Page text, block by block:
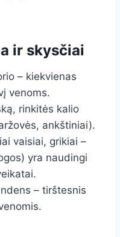
ir skysčiai
– kiekvienas
venoms.
rinkitės kalio
ankštiniai).
vaisiai, grikiai –
yra naudingi
– tirštesnis